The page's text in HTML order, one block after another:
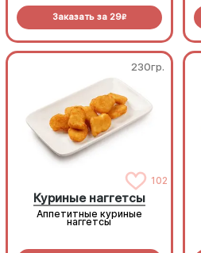
Заказать за 29R
230гр.
102
Куриные наггетсы
Аппетитные куриные
наггетсы